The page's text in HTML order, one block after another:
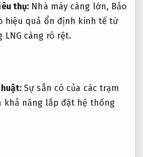
thụ: Nhà máy càng lớn, Bảo
hiệu quả ổn định kinh tế từ
LNG càng rõ rệt.
Sự sẵn có của các trạm
khả năng lắp đặt hệ thống